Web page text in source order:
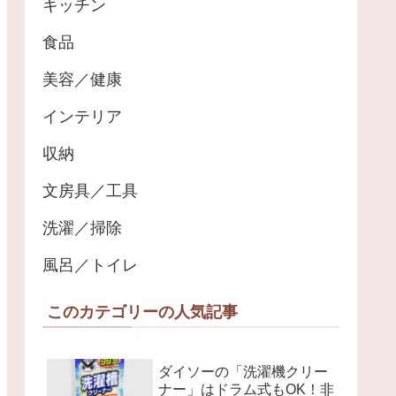
キッチン
食品
美容／健康
インテリア
収納
文房具／工具
洗濯／掃除
風呂／トイレ
このカテゴリーの人気記事
ダイソーの「洗濯機クリー
ナー」はドラム式もOK！非